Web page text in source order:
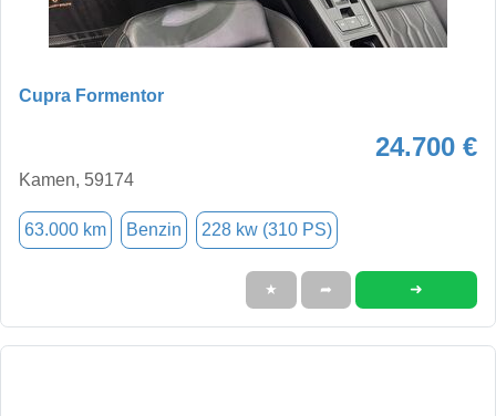
Cupra Formentor
24.700 €
Kamen, 59174
63.000 km Benzin 228 kw (310 PS)
★ ➦ ➜